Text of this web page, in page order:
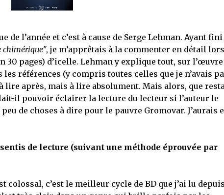
l’année et c’est à cause de Serge Lehman. Ayant fini
chimérique", je m’apprêtais à la commenter en détail
30 pages) d’icelle. Lehman y explique tout, sur l’œuvre
les références (y compris toutes celles que je n’avais
lire après, mais à lire absolument. Mais alors, que
il pouvoir éclairer la lecture du lecteur si l’auteur le
de choses à dire pour le pauvre Gromovar. J’aurais
de lecture (suivant une méthode éprouvée par
colossal, c’est le meilleur cycle de BD que j’ai lu depuis